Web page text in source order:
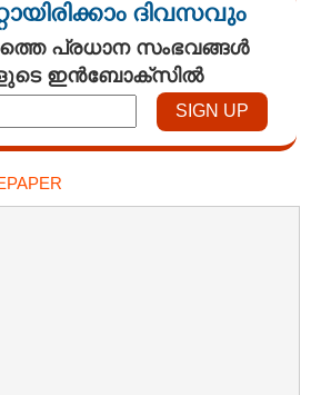
ദിവസവും
പ്രധാന സംഭവങ്ങൾ
ഇൻബോക്സിൽ